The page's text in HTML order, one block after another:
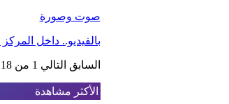
صوت وصورة
بالفيديو.. داخل
السابق التالي 1 من 118
الأكثر مشاهدة